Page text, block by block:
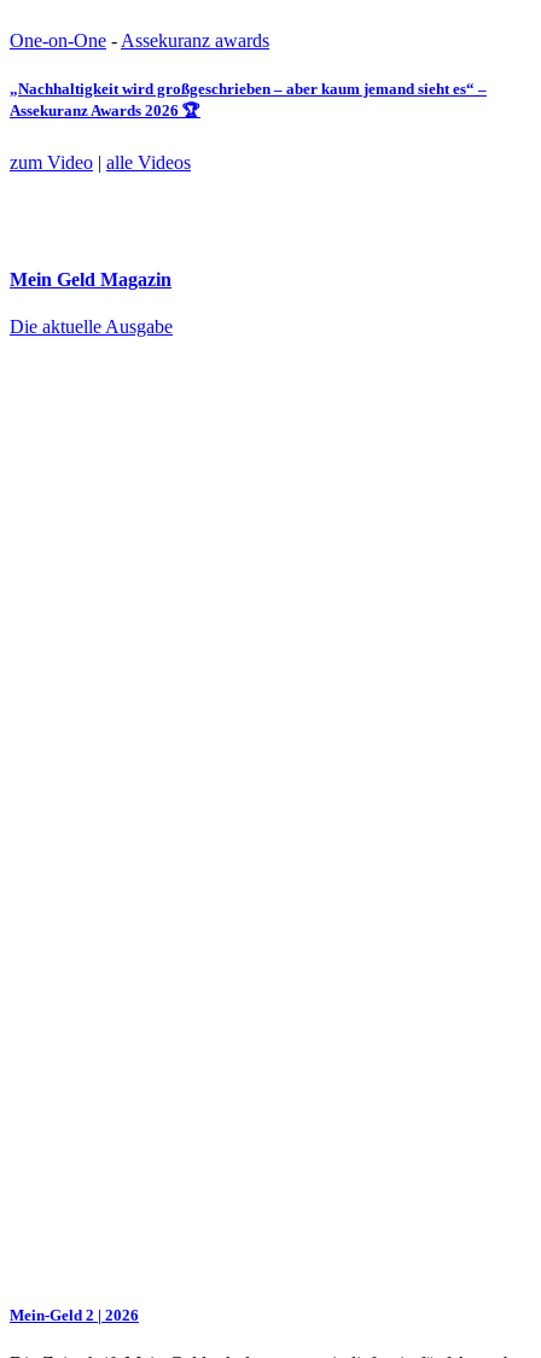
One-on-One - Assekuranz awards
„Nachhaltigkeit wird großgeschrieben – aber kaum jemand sieht es“ –
Assekuranz Awards 2026 🏆
zum Video | alle Videos
Mein Geld Magazin
Die aktuelle Ausgabe
Mein-Geld 2 | 2026